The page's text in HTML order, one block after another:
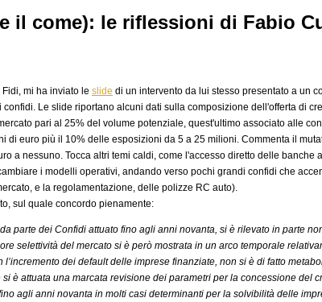
il come): le riflessioni di Fabio
mi ha inviato le slide di un intervento da lui stesso presentato a un
Le slide riportano alcuni dati sulla composizione dell'offerta di
pari al 25% del volume potenziale, quest'ultimo associato alle
di euro più il 10% delle esposizioni da 5 a 25 milioni. Commenta il
a nessuno. Tocca altri temi caldi, come l'accesso diretto delle banche
i modelli operativi, andando verso pochi grandi confidi che
e la regolamentazione, delle polizze RC auto).
sul quale concordo pienamente:
parte dei Confidi attuato fino agli anni novanta, si è rilevato in parte
selettività del mercato si è però mostrata in un arco temporale
dei default delle imprese finanziate, non si è di fatto
è attuata una marcata revisione dei parametri per la concessione del
agli anni novanta in molti casi determinanti per la solvibilità delle